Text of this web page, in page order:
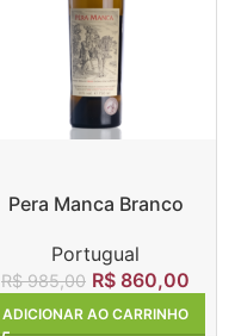
Pera Manca Branco
Portugual
R$985,00 R$ 860,00
ADICIONAR AO CARRINHO